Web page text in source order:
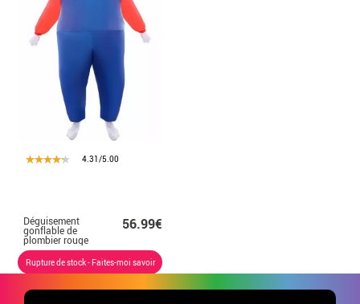
4.31/5.00
Déguisement
gonflable de
plombier rouge
pour adultes
56.99€
Rupture de stock - Faites-moi savoir